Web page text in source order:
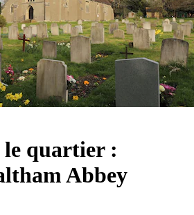
le quartier :
Abbey